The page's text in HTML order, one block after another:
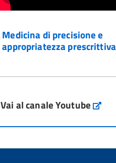
Medicina di precisione e
appropriatezza prescrittiva
Vai al canale Youtube